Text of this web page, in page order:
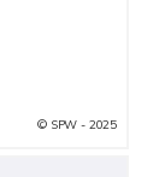
© SPW - 2025